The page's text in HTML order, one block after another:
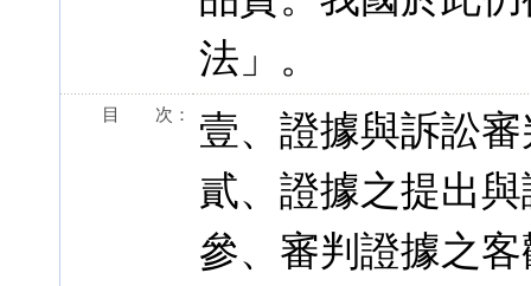
法」。
目 次：
壹、證據與訴訟
貳、證據之提出
參、審判證據之